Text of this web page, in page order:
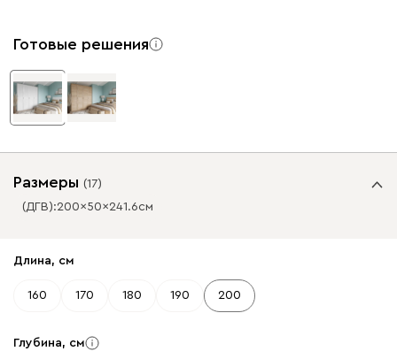
Готовые решения
Размеры (17)
(ДГВ):200 ✕ 50 ✕ 241.6см
Длина, см
160 170 180 190 200
Глубина, см